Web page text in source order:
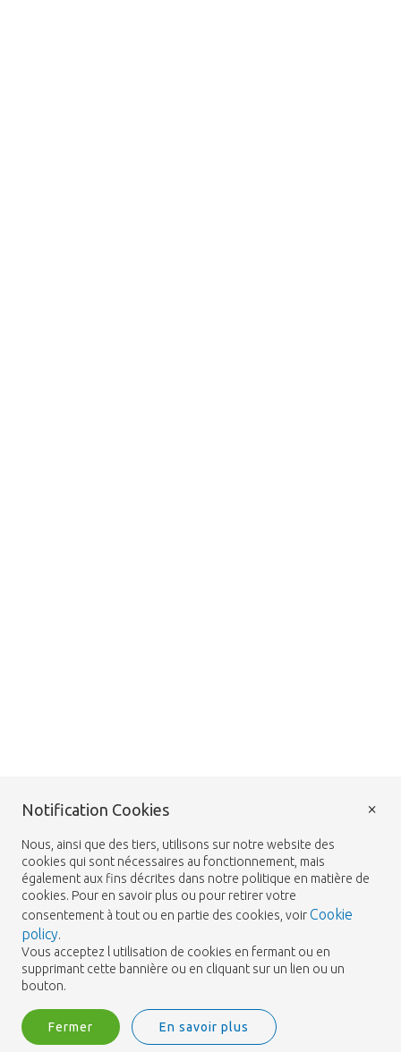
Notification Cookies
Nous, ainsi que des tiers, utilisons sur notre website des
cookies qui sont nécessaires au fonctionnement, mais
également aux fins décrites dans notre politique en matière de
cookies. Pour en savoir plus ou pour retirer votre
consentement à tout ou en partie des cookies, voirCookie
policy.
Vous acceptez l utilisation de cookies en fermant ou en
supprimant cette bannière ou en cliquant sur un lien ou un
bouton.
Fermer En savoir plus
×